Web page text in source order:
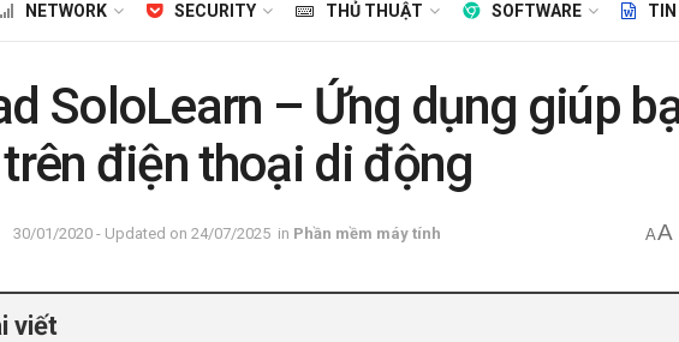
NETWORK SECURITY THỦ THUẬT SOFTWARE TIN
SoloLearn – Ứng dụng giúp
trên điện thoại di động
30/01/2020 - Updated on 24/07/2025 in Phần mềm máy tính AA
viết